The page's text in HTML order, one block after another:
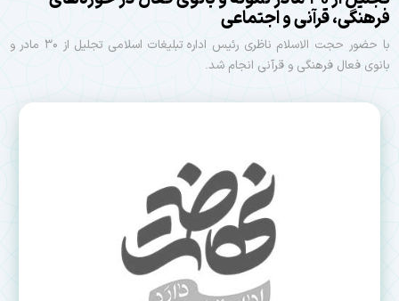
فرهنگی، قرآنی و اجتماعی
با حضور حجت الاسلام ناظری رئیس اداره تبلیغات اسلامی تجلیل از ۳۰ مادر و
بانوی فعال فرهنگی و قرآنی انجام شد.